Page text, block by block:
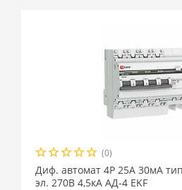
(0)
Диф. автомат 4P 25А 30мА
эл. 270В 4,5кА АД-4 EKF